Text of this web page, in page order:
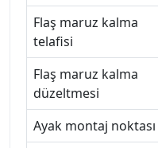
Flaş maruz kalma
telafisi
Flaş maruz kalma
düzeltmesi
Ayak montaj noktası